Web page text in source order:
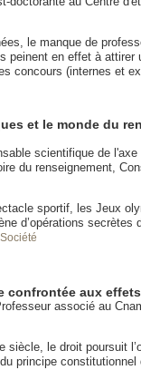
le manque de
peinent en effet à
concours (internes et
et le monde du
scientifique de
du renseignement,
sportif, les Jeux
d’opérations secrètes
confrontée aux
associé au
siècle, le droit poursuit
principe